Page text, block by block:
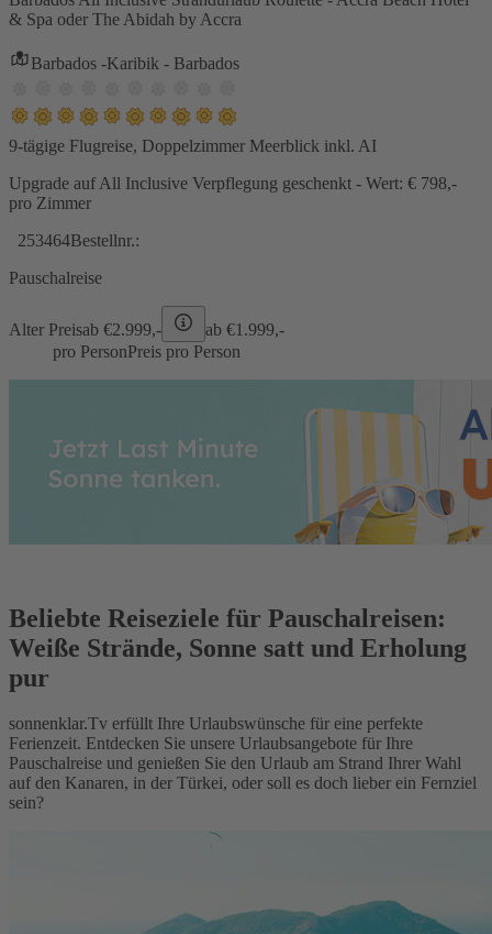
& Spa oder The Abidah by Accra
Barbados -Karibik - Barbados
9-tägige Flugreise, Doppelzimmer Meerblick inkl. AI
Upgrade auf All Inclusive Verpflegung geschenkt - Wert: € 798,-
pro Zimmer
253464Bestellnr.:
Pauschalreise
Alter Preisab €2.999,- ab €1.999,-
pro PersonPreis pro Person
Beliebte Reiseziele für Pauschalreisen:
Weiße Strände, Sonne satt und Erholung
pur
sonnenklar.Tv erfüllt Ihre Urlaubswünsche für eine perfekte
Ferienzeit. Entdecken Sie unsere Urlaubsangebote für Ihre
Pauschalreise und genießen Sie den Urlaub am Strand Ihrer Wahl
auf den Kanaren, in der Türkei, oder soll es doch lieber ein Fernziel
sein?